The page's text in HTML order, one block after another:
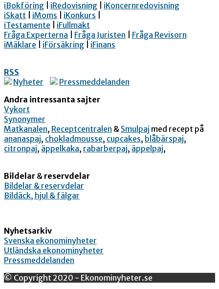
iBokföring
iRedovisning
iKoncernredovisning
iSkatt
iMoms iKonkurs
iTestamente
iFullmakt
Fråga Experterna
Fråga Juristen
Fråga Revisorn
iMäklare
iFörsäkring iFinans
RSS
Nyheter
Pressmeddelanden
Andra intressanta sajter
Vykort
Synonymer
Matkanalen, Receptcentralen & Smulpaj med recept på
ananaspaj, chokladmousse, cupcakes, blåbärspaj,
citronpaj, äppelkaka, rabarberpaj, äppelpaj,
Bildelar & reservdelar
Bildelar & reservdelar
Bildäck, hjul & fälgar
Nyhetsarkiv
Svenska ekonominyheter
Utländska ekonominyheter
Pressmeddelanden
© Copyright 2020 - Ekonominyheter.se